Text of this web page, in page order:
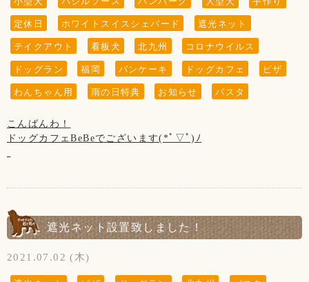
お子様の遊ぶ所ではございません。
サッカー・キャッチボール・お子様だけの追いかけっこなど
はご遠慮頂きますようお願い致します。
保護者の方はわんちゃんだけでなく、お子様からも目を離さ
ないようにお願い致します。
新型コロナウイルス感染防止対策を行っております。
お客様の安全の為にもご協力をお願い致します。
スを保って頂きますようお願い致します。
◆ご入店の際は、アルコール消毒とマスクの着用(お食事の時
以外)をお願い致します。
(↓こちらのお知らせは知らない方がまだいらっしゃいますの
で、暫く掲載させていただきます。)
※大変残念なお知らせですが、
2021年2月19日に13歳で虹の橋を渡りました。
ホームページやFacebookなどを見てsunちゃんに
私共としては大切な家族で、
ホームページなどの画面から
sunちゃんを消すという事は出来ません。
『 当店は、看板犬と遊んだり、お散歩をするなどの"ふれあ
【お願い】
定休日 ホワイトスイスシェパード 遮光ネット
テイクアウト 看板犬 北九州 コロナウイルス
ドッグラン 福岡 パンケーキ ドッグカフェ ピザ
わんちゃん用 雨の日特典 お知らせ パスタ
こんばんわ！
ドッグカフェBeBeでございます(*ﾟ▽ﾟ)ﾉ
愛犬とのお食事のご来店お待ちしております！
【7月の店休日】
1日、8日、15日、29日の木曜日と
遮光ネット設置致しました！
2021.07.02 (木)